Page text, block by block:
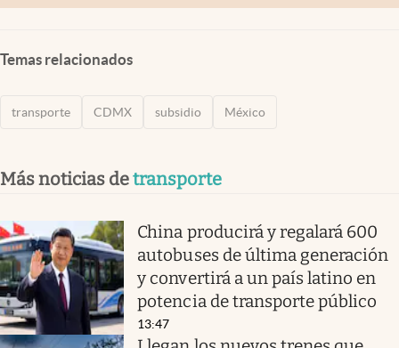
Temas relacionados
transporte CDMX subsidio México
Más noticias detransporte
China producirá y regalará 600
autobuses de última generación
y convertirá a un país latino en
potencia de transporte público
13:47